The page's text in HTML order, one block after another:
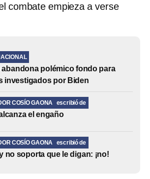
combate empieza a verse
abandona polémico fondo para
investigados por Biden
COSÍO GAONA escribió de
el engaño
COSÍO GAONA escribió de
no soporta que le digan: ¡no!